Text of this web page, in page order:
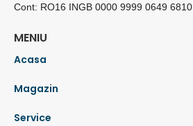
Cont: RO16 INGB 0000 9999 0649 6810
MENIU
Acasa
Magazin
Service